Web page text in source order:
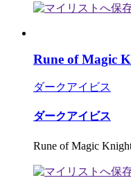
Rune of Magic
ダークアイビス
ダークアイビス
Rune of Magic